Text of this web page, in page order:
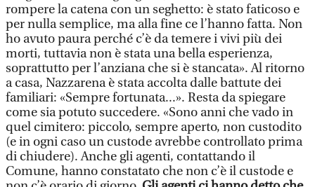
rompere la catena con un seghetto: è stato faticoso e
per nulla semplice, ma alla fine ce l’hanno fatta. Non
ho avuto paura perché c’è da temere i vivi più dei
morti, tuttavia non è stata una bella esperienza,
soprattutto per l’anziana che si è stancata». Al ritorno
a casa, Nazzarena è stata accolta dalle battute dei
familiari: «Sempre fortunata...». Resta da spiegare
come sia potuto succedere. «Sono anni che vado in
quel cimitero: piccolo, sempre aperto, non custodito
(e in ogni caso un custode avrebbe controllato prima
di chiudere). Anche gli agenti, contattando il
Comune, hanno constatato che non c’è il custode e